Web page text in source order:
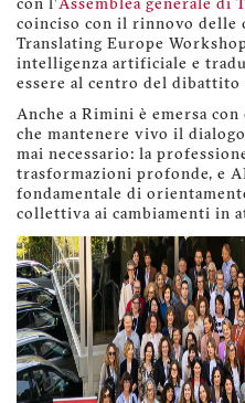
con l'Assemblea generale di
coinciso con il rinnovo delle
Translating Europe
intelligenza artificiale e
essere al centro del
Anche a Rimini è emersa
che mantenere vivo il
mai necessario: la
trasformazioni profonde, e
fondamentale di
collettiva ai cambiamenti in